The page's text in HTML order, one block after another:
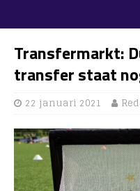
Transfermarkt:
transfer staat
22 januari 2021